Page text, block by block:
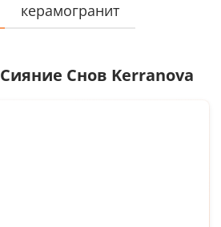
керамогранит
Сияние Снов Kerranova